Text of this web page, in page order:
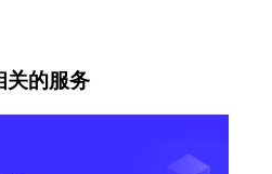
关的服务